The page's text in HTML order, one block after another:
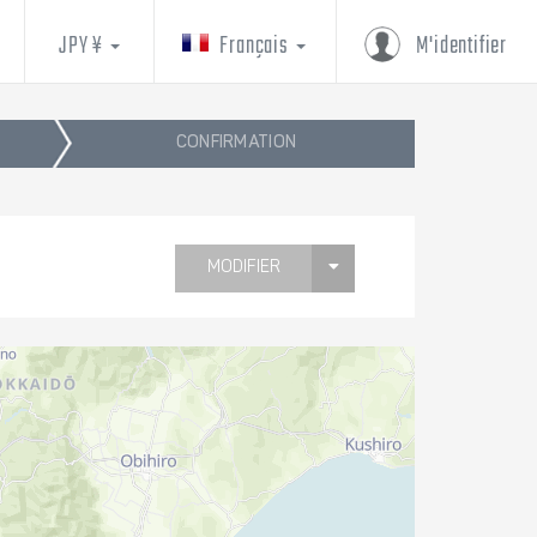
M'identifier
Français
JPY ¥
CONFIRMATION
MODIFIER